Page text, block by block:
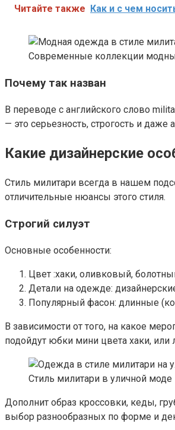
Читайте также Как и с чем
Современные коллекции
Почему так назван
В переводе с английского слово
— это серьезность, строгость и даже
Какие дизайнерские
Стиль милитари всегда в нашем
отличительные нюансы этого стиля.
Строгий силуэт
Основные особенности:
Цвет :хаки, оливковый,
Детали на одежде:
Популярный фасон: длинные
В зависимости от того, на какое
подойдут юбки мини цвета хаки,
Стиль милитари в уличной моде
Дополнит образ кроссовки, кеды,
выбор разнообразных по форме и